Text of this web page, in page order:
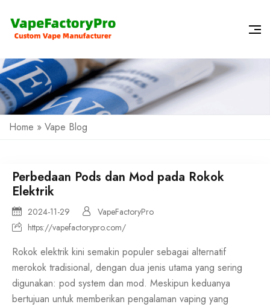
Home » Vape Blog
Perbedaan Pods dan Mod pada Rokok
Elektrik
2024-11-29
VapeFactoryPro
https://vapefactorypro.com/
Rokok elektrik kini semakin populer sebagai alternatif
merokok tradisional, dengan dua jenis utama yang sering
digunakan: pod system dan mod. Meskipun keduanya
bertujuan untuk memberikan pengalaman vaping yang